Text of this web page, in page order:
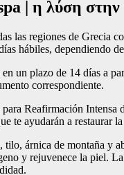
| η λύση στην
las regiones de Grecia
hábiles, dependiendo
un plazo de 14 días a
correspondiente.
Reafirmación Intensa
te ayudarán a restaurar
árnica de montaña y
y rejuvenece la piel.